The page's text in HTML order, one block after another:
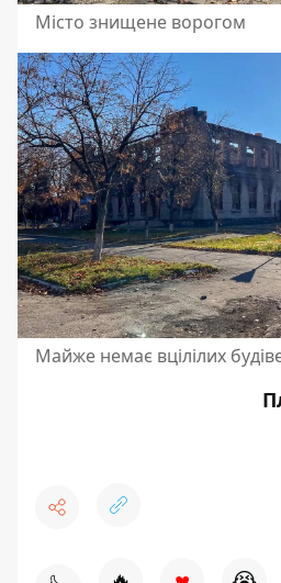
Місто знищене ворогом
Майже немає вцілілих